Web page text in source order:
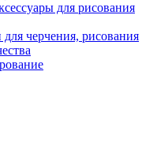
для рисования
черчения, рисования